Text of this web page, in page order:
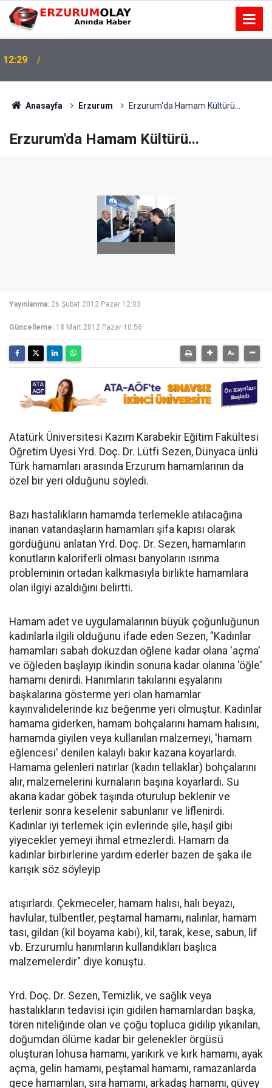
12:29
Anasayfa Erzurum Erzurum'da Hamam Kültürü...
Erzurum'da Hamam Kültürü...
Yayınlanma: 26 Şubat 2012 Pazar 12:03
Güncelleme: 18 Mart 2012 Pazar 10:56
Atatürk Üniversitesi Kazım Karabekir Eğitim Fakültesi
Öğretim Üyesi Yrd. Doç. Dr. Lütfi Sezen, Dünyaca ünlü
Türk hamamları arasında Erzurum hamamlarının da
özel bir yeri olduğunu söyledi.
Bazı hastalıkların hamamda terlemekle atılacağına
inanan vatandaşların hamamları şifa kapısı olarak
gördüğünü anlatan Yrd. Doç. Dr. Sezen, hamamların
konutların kaloriferli olması banyoların ısınma
probleminin ortadan kalkmasıyla birlikte hamamlara
olan ilgiyi azaldığını belirtti.
Hamam adet ve uygulamalarının büyük çoğunluğunun
kadınlarla ilgili olduğunu ifade eden Sezen, "Kadınlar
hamamları sabah dokuzdan öğlene kadar olana 'açma'
ve öğleden başlayıp ikindin sonuna kadar olanına 'öğle'
hamamı denirdi. Hanımların takılarını eşyalarını
başkalarına gösterme yeri olan hamamlar
kayınvalidelerinde kız beğenme yeri olmuştur. Kadınlar
hamama giderken, hamam bohçalarını hamam halısını,
hamamda giyilen veya kullanılan malzemeyi, 'hamam
eğlencesi' denilen kalaylı bakır kazana koyarlardı.
Hamama gelenleri natırlar (kadın tellaklar) bohçalarını
alır, malzemelerini kurnaların başına koyarlardı. Su
akana kadar göbek taşında oturulup beklenir ve
terlenir sonra keselenir sabunlanır ve liflenirdi.
Kadınlar iyi terlemek için evlerinde şile, haşıl gibi
yiyecekler yemeyi ihmal etmezlerdi. Hamam da
kadınlar birbirlerine yardım ederler bazen de şaka ile
karışık söz söyleyip
atışırlardı. Çekmeceler, hamam halısı, halı beyazı,
havlular, tülbentler, peştamal hamamı, nalınlar, hamam
tası, gildan (kil boyama kabı), kil, tarak, kese, sabun, lif
vb. Erzurumlu hanımların kullandıkları başlıca
malzemelerdir" diye konuştu.
Yrd. Doç. Dr. Sezen, Temizlik, ve sağlık veya
hastalıkların tedavisi için gidilen hamamlardan başka,
tören niteliğinde olan ve çoğu topluca gidilip yıkanılan,
doğumdan ölüme kadar bir gelenekler örgüsü
oluşturan lohusa hamamı, yarıkırk ve kırk hamamı, ayak
açma, gelin hamamı, peştamal hamamı, ramazanlarda
gece hamamları, sıra hamamı, arkadaş hamamı, güvey